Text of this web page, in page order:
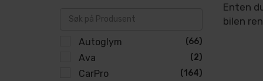
Autoglym (66)
Ava (2)
CarPro (164)
Enten
bilen